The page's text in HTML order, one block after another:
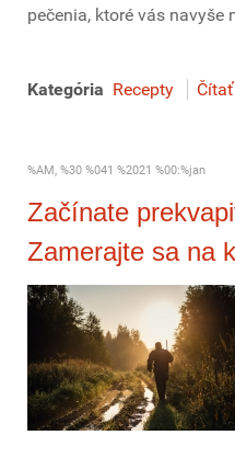
pečenia, ktoré vás navyše
Kategória Recepty
%AM, %30 %041 %2021 %00:%jan
Začínate
Zamerajte sa na